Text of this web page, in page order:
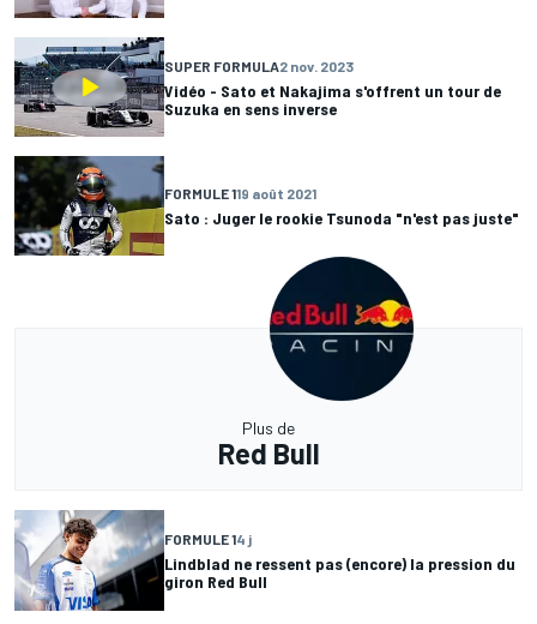
SUPER FORMULA2 nov. 2023
Vidéo - Sato et Nakajima s'offrent un tour de
Suzuka en sens inverse
FORMULE 119 août 2021
Sato : Juger le rookie Tsunoda "n'est pas juste"
Plus de
Red Bull
FORMULE 14 j
Lindblad ne ressent pas (encore) la pression du
giron Red Bull